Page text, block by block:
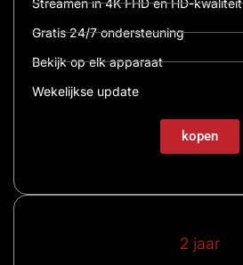
Streamen in 4K FHD en HD-kwaliteit
Gratis 24/7 ondersteuning
Bekijk op elk apparaat
Wekelijkse update
kopen
2 jaar